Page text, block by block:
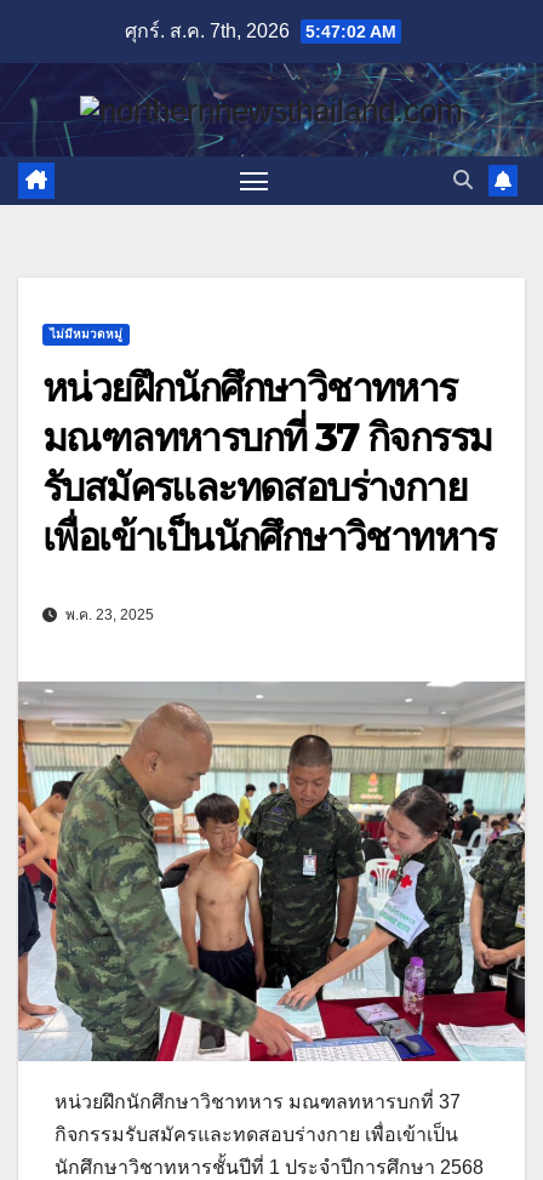
content
ศุกร์. ส.ค. 7th, 2026 5:47:03 AM
ไม่มีหมวดหมู่
หน่วยฝึกนักศึกษาวิชาทหาร
มณฑลทหารบกที่ 37 กิจกรรม
รับสมัครและทดสอบร่างกาย
เพื่อเข้าเป็นนักศึกษาวิชาทหาร
พ.ค. 23, 2025
หน่วยฝึกนักศึกษาวิชาทหาร มณฑลทหารบกที่ 37
กิจกรรมรับสมัครและทดสอบร่างกาย เพื่อเข้าเป็น
นักศึกษาวิชาทหารชั้นปีที่ 1 ประจำปีการศึกษา 2568